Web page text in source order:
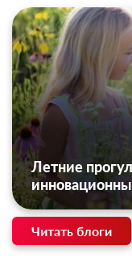
Летние
Читать блоги